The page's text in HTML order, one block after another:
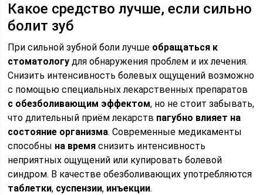
Какое средство лучше, если сильно
болит зуб
При сильной зубной боли лучше обращаться к
стоматологу для обнаружения проблем и их лечения.
Снизить интенсивность болевых ощущений возможно
с помощью специальных лекарственных препаратов
с обезболивающим эффектом, но не стоит забывать,
что длительный приём лекарств пагубно влияет на
состояние организма. Современные медикаменты
способны на время снизить интенсивность
неприятных ощущений или купировать болевой
синдром. В качестве обезболивающих употребляются
таблетки, суспензии, инъекции.